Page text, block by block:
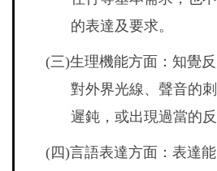
的表達及要求。
(三)生理機能方面：知覺反
對外界光線、聲音的
遲鈍，或出現過當的反
(四)言語表達方面：表達能